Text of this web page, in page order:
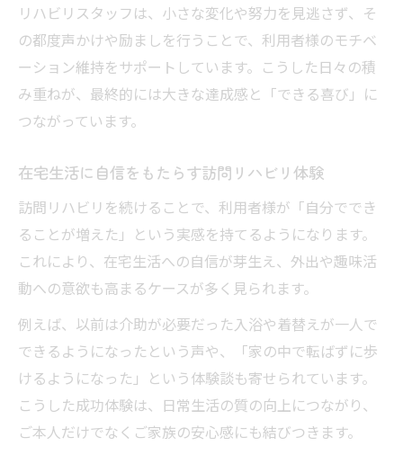
リハビリの声かけが心を動かす瞬間
訪問リハビリで意欲が高まる理由を解説
褒め言葉による自主練習の継続サポート
訪問リハビリの褒め方とモチベーション維
家族と共に歩む喜びのリハビリ日記
訪問リハビリを家族で支える日々の工夫
家族の励ましが訪問リハビリに与える力
訪問リハビリで家族の絆が深まる瞬間
リハビリ参加で家族も成長する理由とは
訪問リハビリで共有する目標と達成感
リハビリ意欲が高まる声かけの裏側
訪問リハビリで効果的な声かけの実例紹介
リハビリの声かけが意欲向上に繋がる理由
訪問リハビリで心を支える声かけの工夫
リハビリスタッフは、小さな変化や努力を見逃さず、そ
の都度声かけや励ましを行うことで、利用者様のモチベ
ーション維持をサポートしています。こうした日々の積
み重ねが、最終的には大きな達成感と「できる喜び」に
つながっています。
在宅生活に自信をもたらす訪問リハビリ体験
訪問リハビリを続けることで、利用者様が「自分ででき
ることが増えた」という実感を持てるようになります。
これにより、在宅生活への自信が芽生え、外出や趣味活
動への意欲も高まるケースが多く見られます。
例えば、以前は介助が必要だった入浴や着替えが一人で
できるようになったという声や、「家の中で転ばずに歩
けるようになった」という体験談も寄せられています。
こうした成功体験は、日常生活の質の向上につながり、
ご本人だけでなくご家族の安心感にも結びつきます。